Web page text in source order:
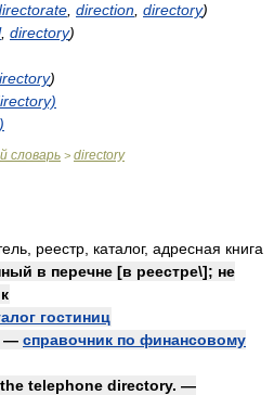
direction directory)
, directory)
)
словарь > directory
реестр, каталог, адресная книга
в перечне [в реестре\]; не
гостиниц
— справочник по финансовому
telephone directory. —